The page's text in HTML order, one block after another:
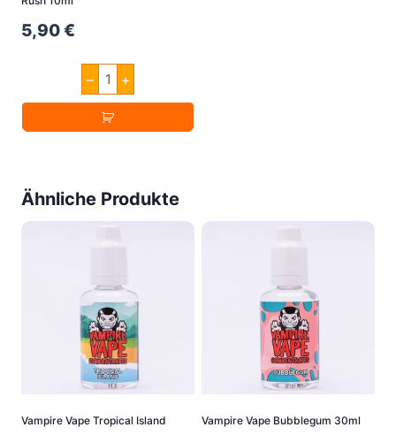
5,90€
–
Chill
Pill
Fire
Brains
Cranberries
+
Ähnliche Produkte
Vampire Vape Tropical Island
Vampire Vape Bubblegum 30ml